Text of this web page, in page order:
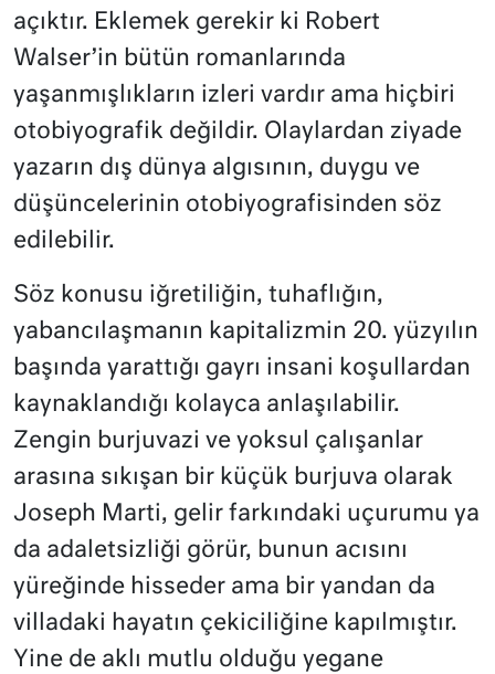
açıktır. Eklemek gerekir ki Robert
Walser’in bütün romanlarında
yaşanmışlıkların izleri vardır ama hiçbiri
otobiyografik değildir. Olaylardan ziyade
yazarın dış dünya algısının, duygu ve
düşüncelerinin otobiyografisinden söz
edilebilir.
Söz konusu iğretiliğin, tuhaflığın,
yabancılaşmanın kapitalizmin 20. yüzyılın
başında yarattığı gayrı insani koşullardan
kaynaklandığı kolayca anlaşılabilir.
Zengin burjuvazi ve yoksul çalışanlar
arasına sıkışan bir küçük burjuva olarak
Joseph Marti, gelir farkındaki uçurumu ya
da adaletsizliği görür, bunun acısını
yüreğinde hisseder ama bir yandan da
villadaki hayatın çekiciliğine kapılmıştır.
Yine de aklı mutlu olduğu yegane